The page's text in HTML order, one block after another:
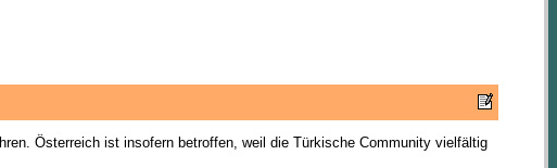
Österreich ist insofern betroffen, weil die Türkische Community vielfältig